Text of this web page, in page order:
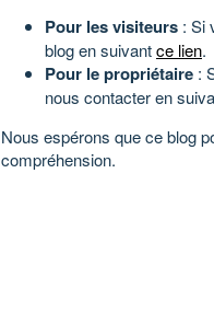
Pour les visiteurs : Si
blog en suivantce lien.
Pour le propriétaire :
nous contacter en
Nous espérons que ce blog
compréhension.